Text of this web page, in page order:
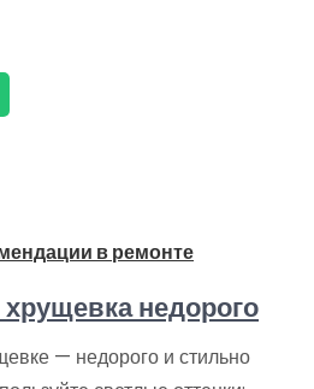
в ремонте
недорого
— недорого и стильно